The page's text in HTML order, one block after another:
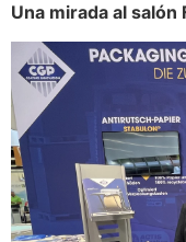
Una mirada al salón